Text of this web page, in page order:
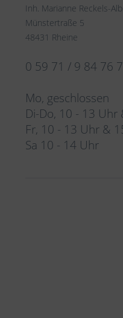
Inh. Marianne Reckels-
Münstertraße 5
48431 Rheine
0 59 71 / 9 84 76
Mo, geschlossen
Di-Do, 10 - 13
Fr, 10 - 13 Uhr &
Sa 10 - 14 Uhr